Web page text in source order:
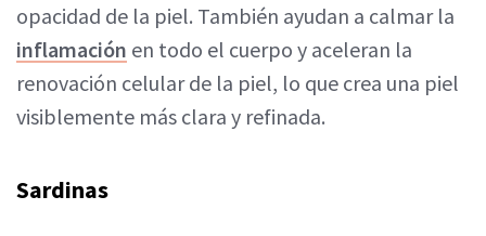
opacidad de la piel. También ayudan a calmar la
inflamación en todo el cuerpo y aceleran la
renovación celular de la piel, lo que crea una piel
visiblemente más clara y refinada.
Sardinas